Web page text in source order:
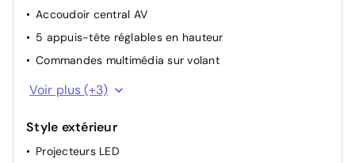
Accoudoir central AV
5 appuis-tête réglables en hauteur
Commandes multimédia sur volant
Garnissage interieur pavillon mistral
Miroir de courtoisie occultable sans éclairage
Voir plus (+3)
Style extérieur
Projecteurs LED